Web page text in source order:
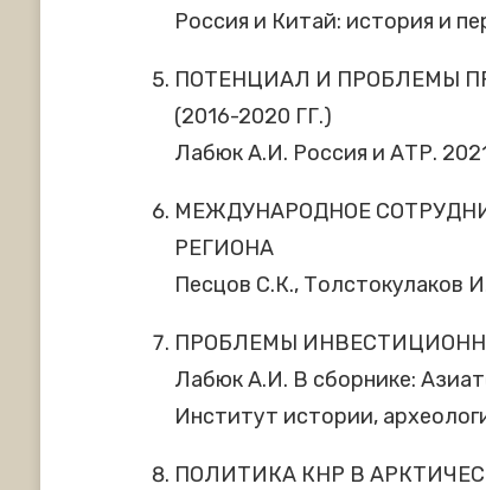
Россия и Китай: история и
ПОТЕНЦИАЛ И ПРОБЛЕМЫ
(2016-2020 ГГ.)
Лабюк А.И. Россия и АТР.
МЕЖДУНАРОДНОЕ
РЕГИОНА
Песцов С.К., Толстокулаков
ПРОБЛЕМЫ
Лабюк А.И. В сборнике:
Институт истории,
ПОЛИТИКА КНР В